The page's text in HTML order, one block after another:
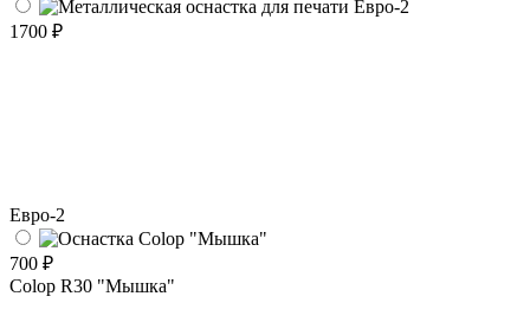
1700 ₽
Евро-2
700 ₽
Colop R30 "Мышка"